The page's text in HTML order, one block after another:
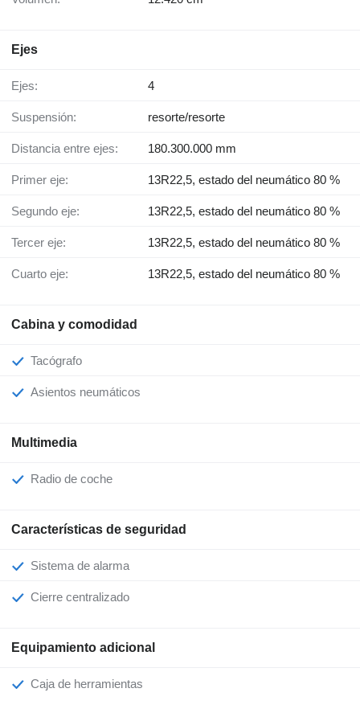
Ejes
Ejes: 4
Suspensión: resorte/resorte
Distancia entre ejes: 180.300.000 mm
Primer eje: 13R22,5, estado del neumático 80 %
Segundo eje: 13R22,5, estado del neumático 80 %
Tercer eje: 13R22,5, estado del neumático 80 %
Cuarto eje: 13R22,5, estado del neumático 80 %
Cabina y comodidad
Tacógrafo
Asientos neumáticos
Multimedia
Radio de coche
Características de seguridad
Sistema de alarma
Cierre centralizado
Equipamiento adicional
Caja de herramientas